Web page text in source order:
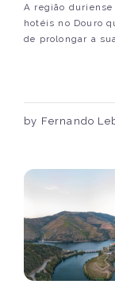
A região
hotéis no Douro
de prolongar a
by Fernando